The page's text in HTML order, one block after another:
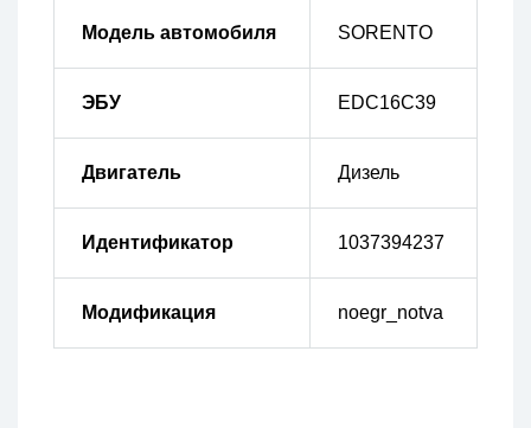
Модель автомобиля SORENTO
ЭБУ EDC16C39
Двигатель Дизель
Идентификатор 1037394237
Модификация noegr_notva